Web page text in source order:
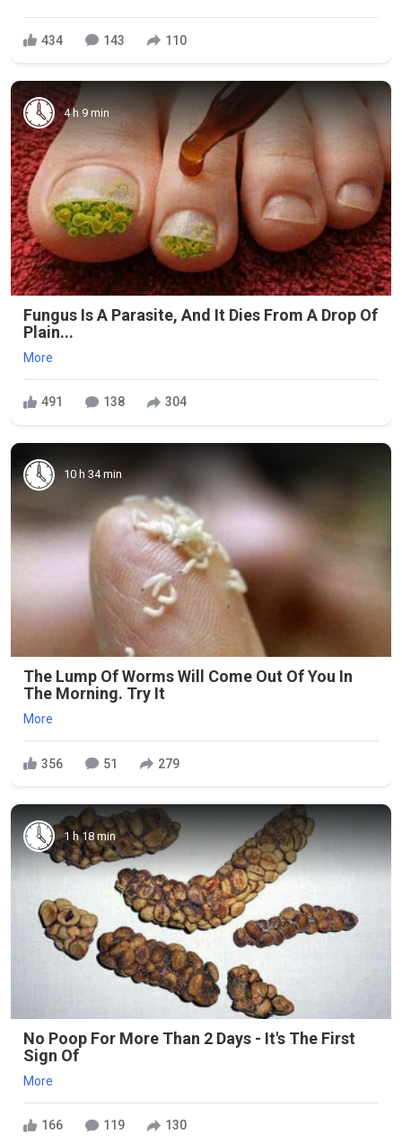
434 143 110
4 h 9 min
Fungus Is A Parasite, And It Dies From A Drop Of
Plain...
More
491 138 304
10 h 34 min
The Lump Of Worms Will Come Out Of You In
The Morning. Try It
More
356 51 279
1 h 18 min
No Poop For More Than 2 Days - It's The First
Sign Of
More
166 119 130